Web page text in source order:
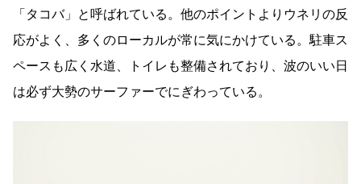
「タコバ」と呼ばれている。他のポイントよりウネリの反
応がよく、多くのローカルが常に気にかけている。駐車ス
ペースも広く水道、トイレも整備されており、波のいい日
は必ず大勢のサーファーでにぎわっている。